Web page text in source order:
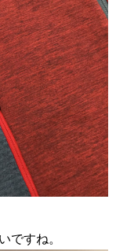
ですね。